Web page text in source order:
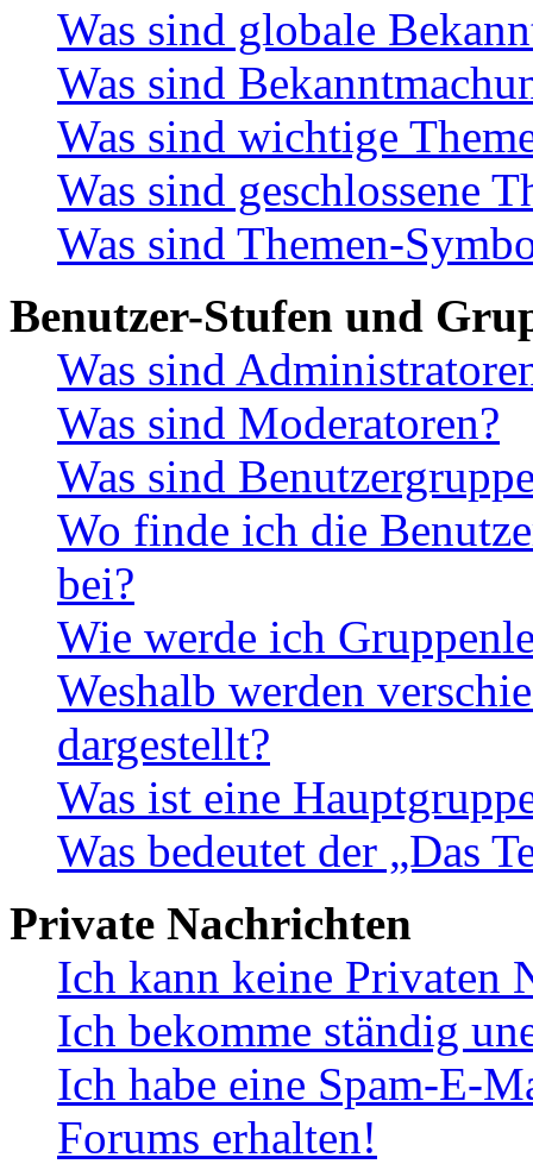
Was sind globale
Was sind
Was sind wichtige
Was sind geschlossene
Was sind Themen-
Benutzer-Stufen und
Was sind
Was sind Moderatoren?
Was sind
Wo finde ich die
bei?
Wie werde ich
Weshalb werden
dargestellt?
Was ist eine
Was bedeutet der „Das
Private Nachrichten
Ich kann keine Privaten
Ich bekomme ständig
Ich habe eine Spam-E-
Forums erhalten!